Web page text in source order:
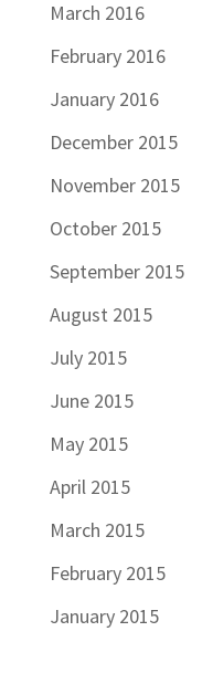
March 2016
February 2016
January 2016
December 2015
November 2015
October 2015
September 2015
August 2015
July 2015
June 2015
May 2015
April 2015
March 2015
February 2015
January 2015